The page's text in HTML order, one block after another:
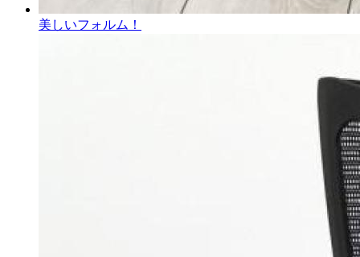
美しいフォルム！